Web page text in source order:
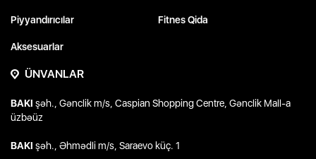
Piyyandırıcılar Fitnes Qida
Aksesuarlar
ÜNVANLAR
BAKI şəh., Gənclik m/s, Caspian Shopping Centre, Gənclik Mall-a
üzbəüz
BAKI şəh., Əhmədli m/s, Saraevo küç. 1